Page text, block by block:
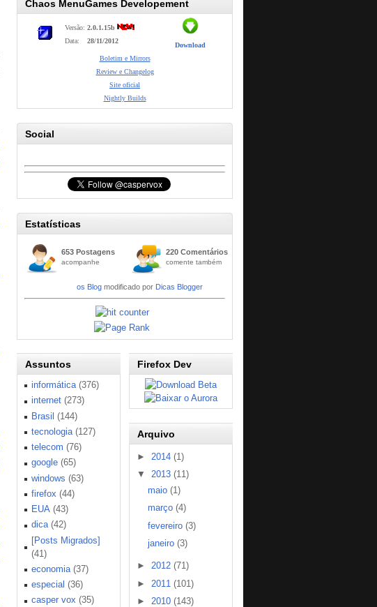
Chaos MenuGames Developement
Versão: 2.0.1.15b
Data:
28/11/2012
Download
Boletim e Mirrors
Review e Changelog
Site oficial
Nightly Builds
Social
Estatísticas
653 Postagens
acompanhe
220 Comentários
comente também
os Blogmodificado por Dicas Blogger
Assuntos
informática (376)
internet (273)
Brasil (144)
tecnologia (127)
telecom (76)
google (65)
windows (63)
firefox (44)
EUA (43)
dica (42)
[Posts Migrados]
(41)
economia (37)
especial (36)
casper vox (35)
Firefox Dev
Arquivo
► 2014(1)
▼
2013(11)
maio (1)
março (4)
fevereiro (3)
janeiro (3)
►2012(71)
► 2011(101)
►2010(143)